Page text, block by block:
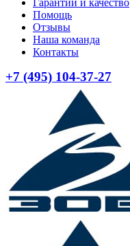
Гарантии и качество
Помощь
Отзывы
Наша команда
Контакты
+7 (495) 104-37-27